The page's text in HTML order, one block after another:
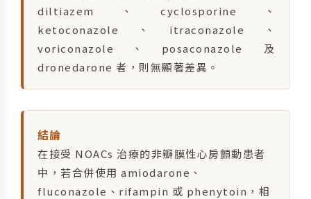
diltiazem、cyclosporine、
ketoconazole、itraconazole、
voriconazole、posaconazole 及
dronedarone 者，則無顯著差異。
結論
在接受 NOACs 治療的非瓣膜性心房顫動患者
中，若合併使用 amiodarone、
fluconazole、rifampin 或 phenytoin，相